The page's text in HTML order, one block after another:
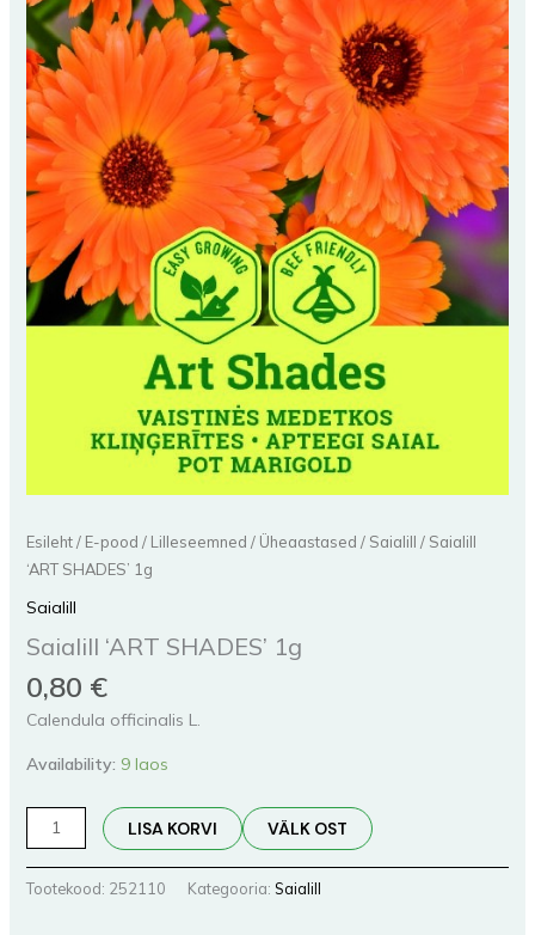
Esileht/ E-pood / Lilleseemned / Üheaastased / Saialill / Saialill
‘ART SHADES’ 1g
Saialill
Saialill ‘ART SHADES’ 1g
0,80 €
Calendula officinalis L.
Availability: 9 laos
LISA KORVI VÄLK OST
Tootekood: 252110 Kategooria: Saialill